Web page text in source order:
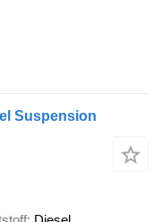
Suspension